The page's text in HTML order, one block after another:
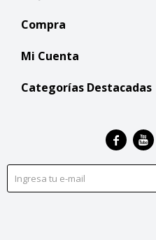
Compra
Mi Cuenta
Categorías Destacadas
 